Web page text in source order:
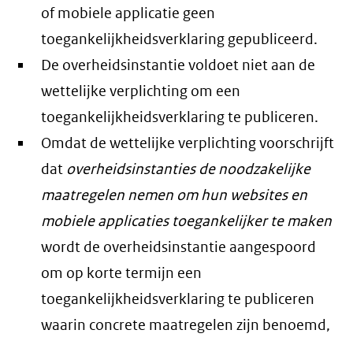
of mobiele applicatie geen
toegankelijkheidsverklaring gepubliceerd.
De overheidsinstantie voldoet niet aan de
wettelijke verplichting om een
toegankelijkheidsverklaring te publiceren.
Omdat de wettelijke verplichting voorschrijft
dat overheidsinstanties de noodzakelijke
maatregelen nemen om hun websites en
mobiele applicaties toegankelijker te maken
wordt de overheidsinstantie aangespoord
om op korte termijn een
toegankelijkheidsverklaring te publiceren
waarin concrete maatregelen zijn benoemd,